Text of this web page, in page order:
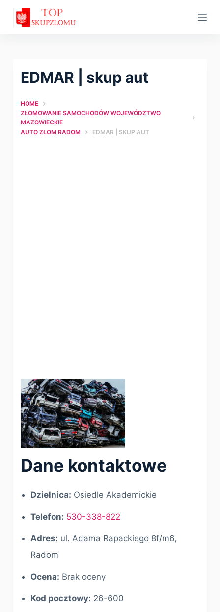
EDMAR | skup aut
HOME
ZŁOMOWANIE SAMOCHODÓW WOJEWÓDZTWO
MAZOWIECKIE
AUTO ZŁOM RADOM
EDMAR | SKUP AUT
Dane kontaktowe
Dzielnica: Osiedle Akademickie
Telefon: 530-338-822
Adres: ul. Adama Rapackiego 8f/m6,
Radom
Ocena: Brak oceny
Kod pocztowy: 26-600